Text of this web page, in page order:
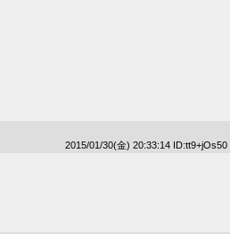
2015/01/30(金) 20:33:14 ID:tt9+jOs50